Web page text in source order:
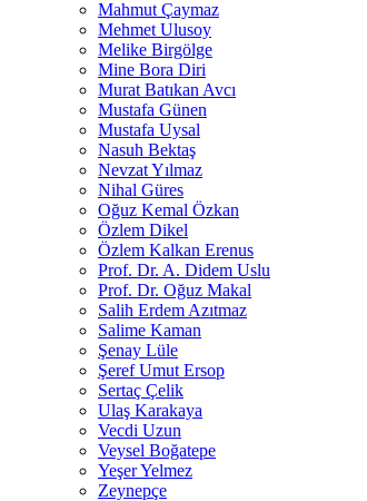
Mahmut Çaymaz
Mehmet Ulusoy
Melike Birgölge
Mine Bora Diri
Murat Batıkan Avcı
Mustafa Günen
Mustafa Uysal
Nasuh Bektaş
Nevzat Yılmaz
Nihal Güres
Oğuz Kemal Özkan
Özlem Dikel
Özlem Kalkan Erenus
Prof. Dr. A. Didem Uslu
Prof. Dr. Oğuz Makal
Salih Erdem Azıtmaz
Salime Kaman
Şenay Lüle
Şeref Umut Ersop
Sertaç Çelik
Ulaş Karakaya
Vecdi Uzun
Veysel Boğatepe
Yeşer Yelmez
Zeynepçe